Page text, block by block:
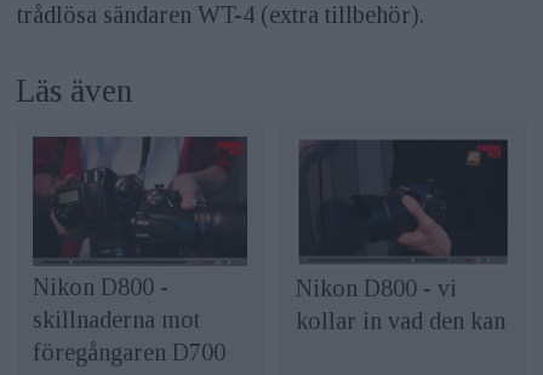
trådlösa sändaren WT-4 (extra tillbehör).
Läs även
Nikon D800 -
skillnaderna mot
föregångaren D700
Nikon D800 - vi
kollar in vad den kan